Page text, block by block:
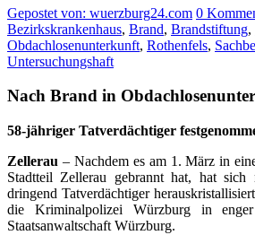
Gepostet von: wuerzburg24.com 0
Bezirkskrankenhaus, Brand, Brandstiftung,
Obdachlosenunterkunft, Rothenfels,
Untersuchungshaft
Nach Brand in
58-jähriger Tatverdächtiger
Zellerau – Nachdem es am 1. März in
Stadtteil Zellerau gebrannt hat, hat sich
dringend Tatverdächtiger
die Kriminalpolizei Würzburg in
Staatsanwaltschaft Würzburg.